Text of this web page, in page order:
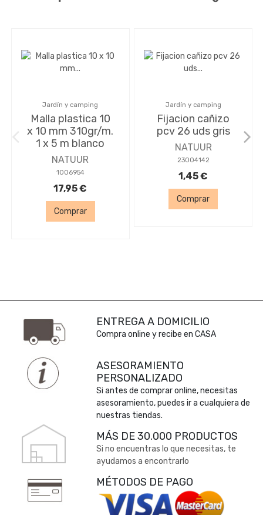
Jardín y camping
Malla plastica 10
x 10 mm 310gr/m.
1 x 5 m blanco
NATUUR
1006954
17,95 €
Comprar
Jardín y camping
Fijacion cañizo
pcv 26 uds gris
NATUUR
23004142
1,45 €
Comprar
ENTREGA A DOMICILIO
Compra online y recibe en CASA
ASESORAMIENTO
PERSONALIZADO
Si antes de comprar online, necesitas
asesoramiento, puedes ir a cualquiera de
nuestras tiendas.
MÁS DE 30.000 PRODUCTOS
Si no encuentras lo que necesitas, te
ayudamos a encontrarlo
MÉTODOS DE PAGO